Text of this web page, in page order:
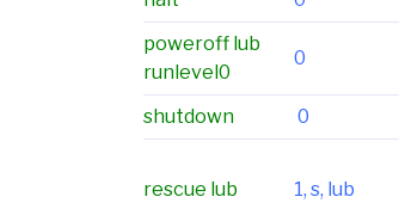
poweroff lub
runlevel0
0
shutdown 0
rescue lub
1, s, lub